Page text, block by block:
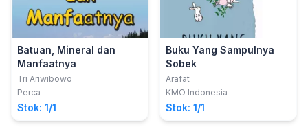
Batuan, Mineral dan
Manfaatnya
Tri Ariwibowo
Perca
Stok: 1/1
Buku Yang Sampulnya
Sobek
Arafat
KMO Indonesia
Stok: 1/1